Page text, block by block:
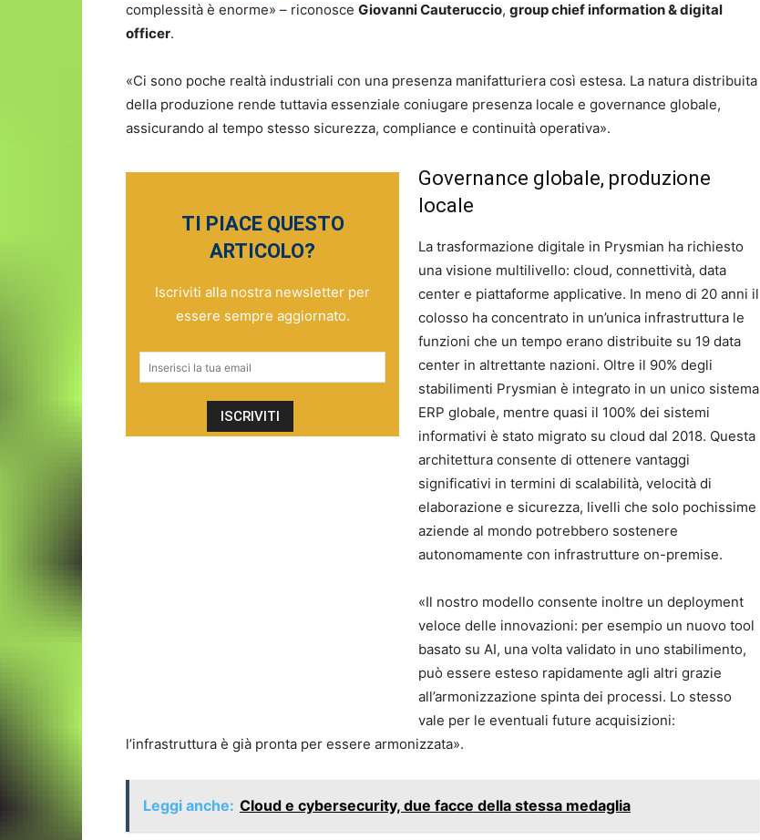
complessità è enorme» – riconosce Giovanni Cauteruccio, group chief information & digital
officer.
«Ci sono poche realtà industriali con una presenza manifatturiera così estesa. La natura distribuita
della produzione rende tuttavia essenziale coniugare presenza locale e governance globale,
assicurando al tempo stesso sicurezza, compliance e continuità operativa».
TI PIACE QUESTO
ARTICOLO?
Iscriviti alla nostra newsletter per
essere sempre aggiornato.
Governance globale, produzione
locale
La trasformazione digitale in Prysmian ha richiesto
una visione multilivello: cloud, connettività, data
center e piattaforme applicative. In meno di 20 anni il
colosso ha concentrato in un’unica infrastruttura le
funzioni che un tempo erano distribuite su 19 data
center in altrettante nazioni. Oltre il 90% degli
stabilimenti Prysmian è integrato in un unico sistema
ERP globale, mentre quasi il 100% dei sistemi
informativi è stato migrato su cloud dal 2018. Questa
architettura consente di ottenere vantaggi
significativi in termini di scalabilità, velocità di
elaborazione e sicurezza, livelli che solo pochissime
aziende al mondo potrebbero sostenere
autonomamente con infrastrutture on-premise.
«Il nostro modello consente inoltre un deployment
veloce delle innovazioni: per esempio un nuovo tool
basato su AI, una volta validato in uno stabilimento,
può essere esteso rapidamente agli altri grazie
all’armonizzazione spinta dei processi. Lo stesso
vale per le eventuali future acquisizioni:
l’infrastruttura è già pronta per essere armonizzata».
Leggi anche: Cloud e cybersecurity, due facce della stessa medaglia